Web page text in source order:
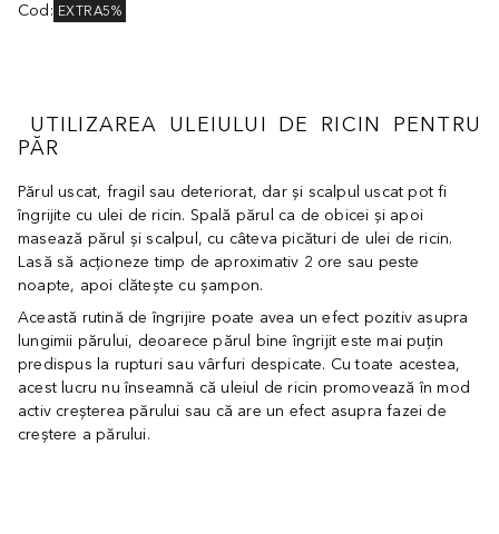
Cod : EXTRA5%
UTILIZAREA ULEIULUI DE RICIN PENTRU
PĂR
Părul uscat, fragil sau deteriorat, dar și scalpul uscat pot fi
îngrijite cu ulei de ricin. Spală părul ca de obicei și apoi
masează părul și scalpul, cu câteva picături de ulei de ricin.
Lasă să acționeze timp de aproximativ 2 ore sau peste
noapte, apoi clătește cu șampon.
Această rutină de îngrijire poate avea un efect pozitiv asupra
lungimii părului, deoarece părul bine îngrijit este mai puțin
predispus la rupturi sau vârfuri despicate. Cu toate acestea,
acest lucru nu înseamnă că uleiul de ricin promovează în mod
activ creșterea părului sau că are un efect asupra fazei de
creștere a părului.